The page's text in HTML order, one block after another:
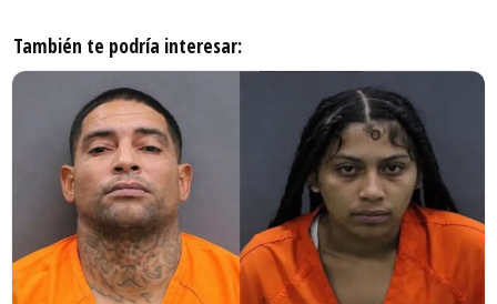
También te podría interesar: